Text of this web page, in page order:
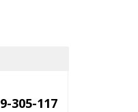
305-117